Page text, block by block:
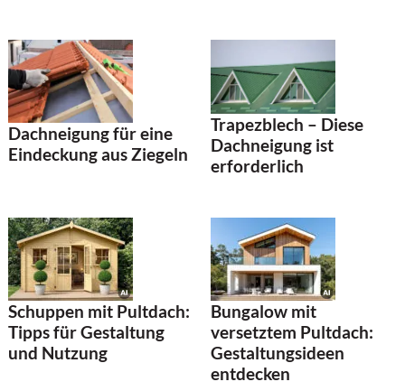
Dachneigung für eine
Eindeckung aus Ziegeln
Trapezblech – Diese
Dachneigung ist
erforderlich
Schuppen mit Pultdach:
Tipps für Gestaltung
und Nutzung
Bungalow mit
versetztem Pultdach:
Gestaltungsideen
entdecken